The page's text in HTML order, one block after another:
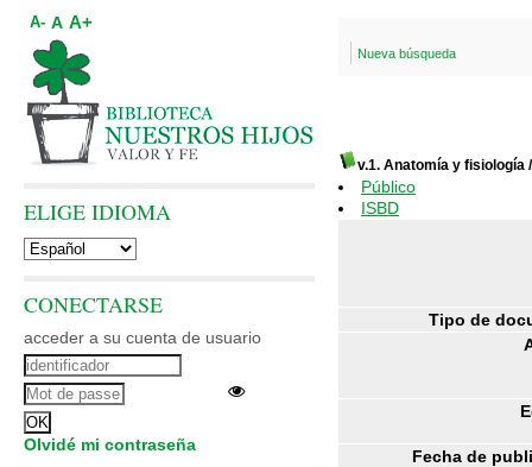
Nueva búsqueda
v.1. Anatomía y fisiología
Público
ISBD
Tipo de
Fecha de
A- A A+
ELIGE IDIOMA
CONECTARSE
acceder a su cuenta de usuario
Olvidé mi contraseña